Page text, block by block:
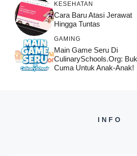
KESEHATAN
Cara Baru Atasi Jerawat
Hingga Tuntas
GAMING
Main Game Seru Di
CulinarySchools.org:
Cuma Untuk Anak-Anak!
INFO